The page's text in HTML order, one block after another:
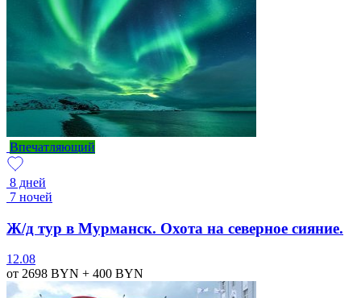
Впечатляющий
8 дней
7 ночей
Ж/д тур в Мурманск. Охота на северное сияние.
12.08
от 2698 BYN + 400 BYN